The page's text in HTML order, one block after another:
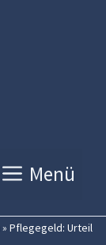
Menü
» Pflegegeld: Urteil